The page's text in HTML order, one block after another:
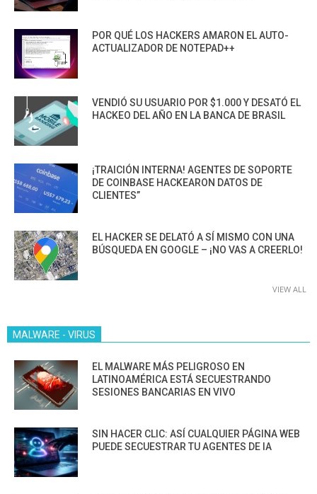
POR QUÉ LOS HACKERS AMARON EL AUTO-
ACTUALIZADOR DE NOTEPAD++
VENDIÓ SU USUARIO POR $1.000 Y DESATÓ EL
HACKEO DEL AÑO EN LA BANCA DE BRASIL
¡TRAICIÓN INTERNA! AGENTES DE SOPORTE
DE COINBASE HACKEARON DATOS DE
CLIENTES”
EL HACKER SE DELATÓ A SÍ MISMO CON UNA
BÚSQUEDA EN GOOGLE – ¡NO VAS A CREERLO!
VIEW ALL
MALWARE - VIRUS
EL MALWARE MÁS PELIGROSO EN
LATINOAMÉRICA ESTÁ SECUESTRANDO
SESIONES BANCARIAS EN VIVO
SIN HACER CLIC: ASÍ CUALQUIER PÁGINA WEB
PUEDE SECUESTRAR TU AGENTES DE IA